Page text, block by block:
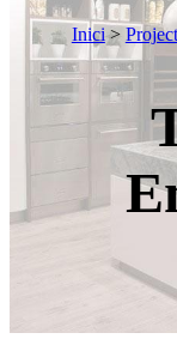
Inici>